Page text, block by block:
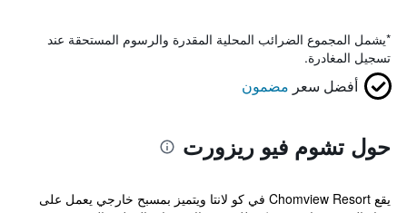
*يشمل المجموع الضرائب المحلية المقدرة والرسوم المستحقة عند
تسجيل المغادرة.
أفضل سعر مضمون
حول تشوم فيو ريزورت
يقع Chomview Resort في كو لانتا ويتميز بمسبح خارجي يعمل على